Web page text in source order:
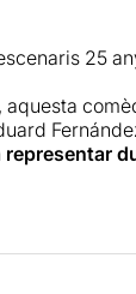
25
, aquesta